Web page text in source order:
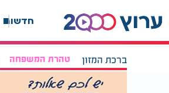
חדשות
ברכת המזון טהרת המשפחה